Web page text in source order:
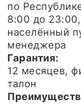
по
8:00 до
населённый
менеджера
Гарантия:
12 месяцев,
талон